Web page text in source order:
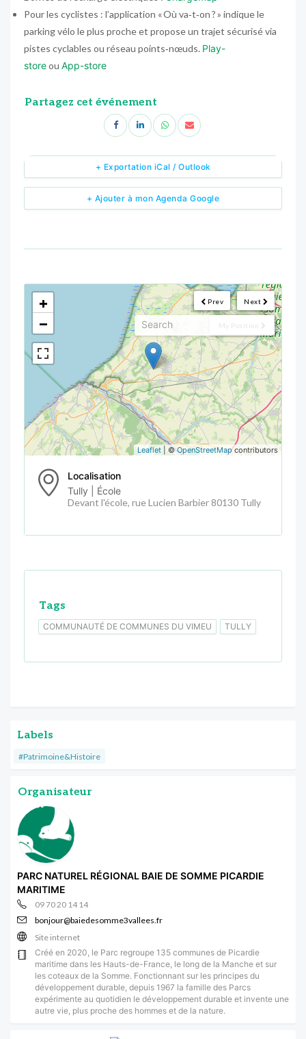
Pour les cyclistes : l’application « Où va‑t‑on ? » indique le
parking vélo le plus proche et propose un trajet sécurisé via
pistes cyclables ou réseau points‑nœuds. Play-
storeou App-store
Partagez cet événement
+ Ajouter à mon Agenda Google
+ Exportation iCal / Outlook
Next
Prev
My Position
<!---->
+
−
Leaflet | ©OpenStreetMapcontributors
Localisation
Tully | École
Devant l'école, rue Lucien Barbier 80130 Tully
Tags
COMMUNAUTÉ DE COMMUNES DU VIMEU TULLY
Labels
#Patrimoine&Histoire
Organisateur
PARC NATUREL RÉGIONAL BAIE DE SOMME PICARDIE
MARITIME
09 70 20 14 14
bonjour@baiedesomme3vallees.fr
Site internet
Créé en 2020, le Parc regroupe 135 communes de Picardie
maritime dans les Hauts-de-France, le long de la Manche et sur
les coteaux de la Somme. Fonctionnant sur les principes du
développement durable, depuis 1967 la famille des Parcs
expérimente au quotidien le développement durable et invente une
autre vie, plus proche des hommes et de la nature.